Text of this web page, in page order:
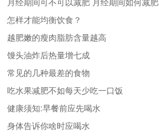
怎样才能均衡饮食？
越肥嫩的瘦肉脂肪含量越高
馒头油炸后热量增七成
常见的几种最差的食物
吃水果减肥不如每天少吃一口饭
健康须知:早餐前应先喝水
身体告诉你啥时应喝水